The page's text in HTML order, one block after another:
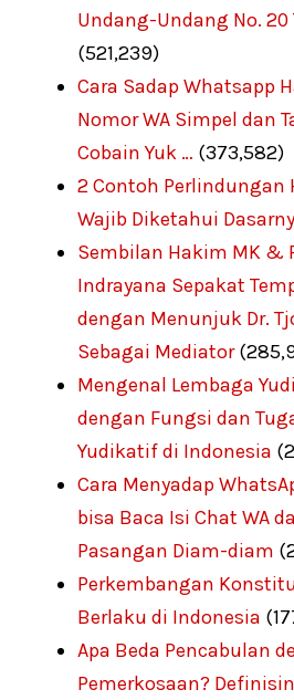
Undang-Undang No. 20
(521,239)
Cara Sadap Whatsapp
Nomor WA Simpel dan
Cobain Yuk … (373,582)
2 Contoh Perlindungan
Wajib Diketahui
Sembilan Hakim MK &
Indrayana Sepakat
dengan Menunjuk Dr.
Sebagai Mediator
Mengenal Lembaga
dengan Fungsi dan
Yudikatif di Indonesia
Cara Menyadap
bisa Baca Isi Chat WA
Pasangan Diam-diam
Perkembangan
Berlaku di Indonesia
Apa Beda Pencabulan
Pemerkosaan?